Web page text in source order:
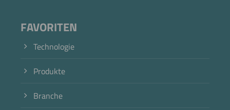
FAVORITEN
Technologie
Produkte
Branche